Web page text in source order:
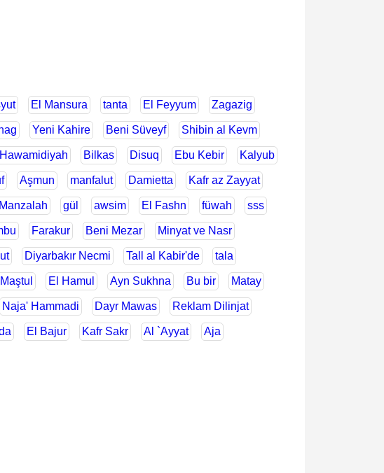
El Mansura tanta El Feyyum Zagazig
Yeni Kahire Beni Süveyf Shibin al Kevm
Bilkas Disuq Ebu Kebir Kalyub
Aşmun manfalut Damietta Kafr az Zayyat
gül awsim El Fashn füwah sss
Farakur Beni Mezar Minyat ve Nasr
Diyarbakır Necmi Tall al Kabir'de tala
El Hamul Ayn Sukhna Bu bir Matay
Naja' Hammadi Dayr Mawas Reklam Dilinjat
El Bajur Kafr Sakr Al `Ayyat Aja